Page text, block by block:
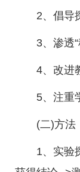
2、倡导
3、渗透
4、改进
5、注重
(二)方法
1、实验